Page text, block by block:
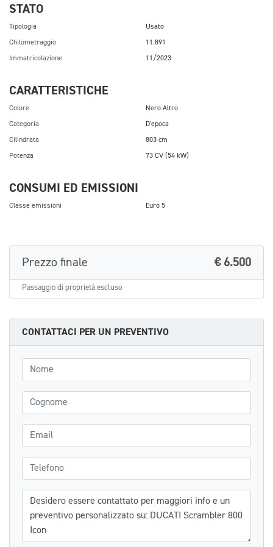
STATO
Tipologia Usato
Chilometraggio 11.891
Immatricolazione 11/2023
CARATTERISTICHE
Colore Nero Altro
Categoria D'epoca
Cilindrata 803 cm
Potenza 73 CV (54 kW)
CONSUMI ED EMISSIONI
Classe emissioni Euro 5
Prezzo finale € 6.500
Passaggio di proprietà escluso
CONTATTACI PER UN PREVENTIVO
Nome
Cognome
Email
Telefono
Messaggio